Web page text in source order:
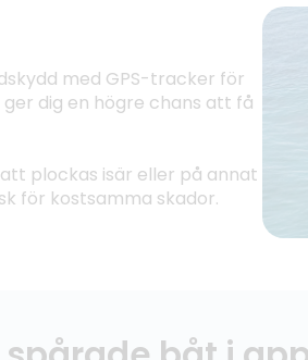
med GPS-tracker för
dig en högre chans att få
plockas isär eller på annat
för kostsamma skador.